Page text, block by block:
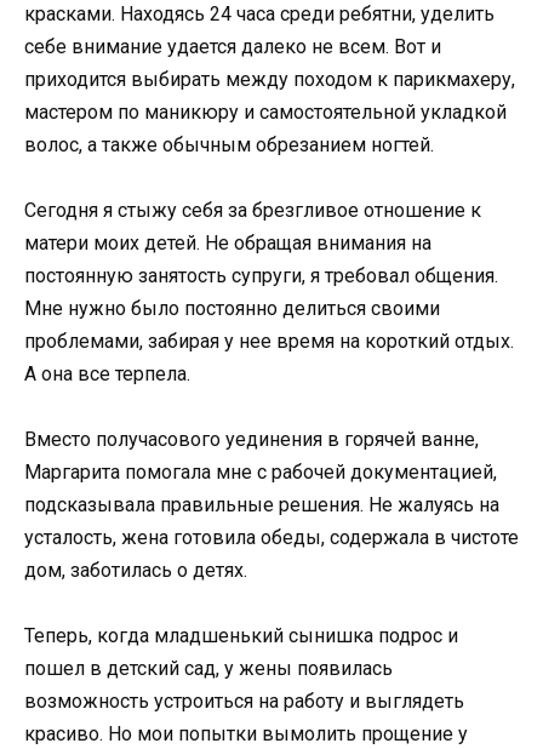
красками. Находясь 24 часа среди ребятни, уделить
себе внимание удается далеко не всем. Вот и
приходится выбирать между походом к парикмахеру,
мастером по маникюру и самостоятельной укладкой
волос, а также обычным обрезанием ногтей.
Сегодня я стыжу себя за брезгливое отношение к
матери моих детей. Не обращая внимания на
постоянную занятость супруги, я требовал общения.
Мне нужно было постоянно делиться своими
проблемами, забирая у нее время на короткий отдых.
А она все терпела.
Вместо получасового уединения в горячей ванне,
Маргарита помогала мне с рабочей документацией,
подсказывала правильные решения. Не жалуясь на
усталость, жена готовила обеды, содержала в чистоте
дом, заботилась о детях.
Теперь, когда младшенький сынишка подрос и
пошел в детский сад, у жены появилась
возможность устроиться на работу и выглядеть
красиво. Но мои попытки вымолить прощение у